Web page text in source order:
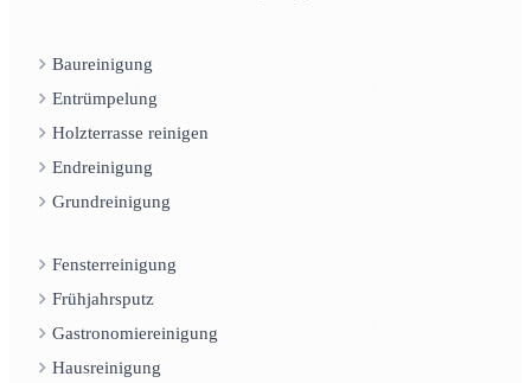
Baureinigung
Entrümpelung
Holzterrasse reinigen
Endreinigung
Grundreinigung
Fensterreinigung
Frühjahrsputz
Gastronomiereinigung
Hausreinigung